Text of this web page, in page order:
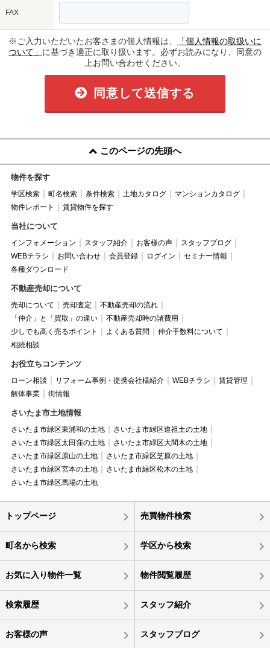
FAX
※ご入力いただいたお客さまの個人情報は、
「個人情報の取扱いに
ついて」 に基づき適正に取り扱います。必ずお読みになり、同意の
上お問い合わせください。
同意して送信する
このページの先頭へ
物件を探す
学区検索 町名検索 条件検索 土地カタログ
マンションカタログ
物件レポート
賃貸物件を探す
当社について
インフォメーション スタッフ紹介 お客様の声
スタッフブログ
WEBチラシ
お問い合わせ 会員登録 ログイン
セミナー情報
各種ダウンロード
不動産売却について
売却について 売却査定
不動産売却の流れ
「仲介」と「買取」の違い
不動産売却時の諸費用
少しでも高く売るポイント
よくある質問
仲介手数料について
相続相談
お役立ちコンテンツ
ローン相談 リフォーム事例・提携会社様紹介 WEBチラシ
賃貸管理
解体事業
街情報
さいたま市土地情報
さいたま市緑区東浦和の土地
さいたま市緑区道祖土の土地
さいたま市緑区太田窪の土地
さいたま市緑区大間木の土地
さいたま市緑区原山の土地
さいたま市緑区芝原の土地
さいたま市緑区宮本の土地
さいたま市緑区松木の土地
さいたま市緑区馬場の土地
トップページ 売買物件検索
町名から検索 学区から検索
お気に入り物件一覧 物件閲覧履歴
検索履歴 スタッフ紹介
お客様の声 スタッフブログ